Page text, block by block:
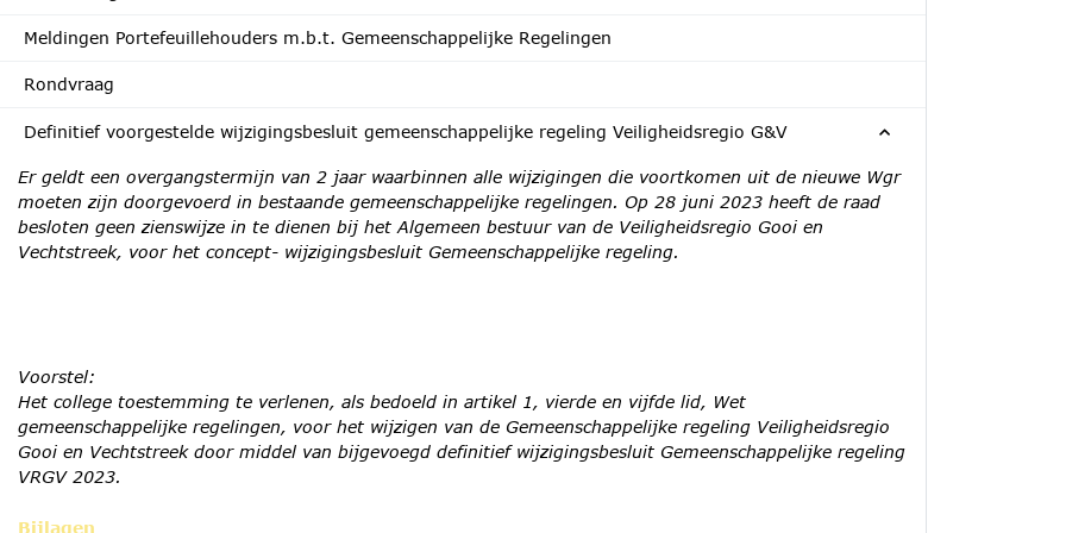
Meldingen Portefeuillehouders m.b.t. Gemeenschappelijke Regelingen
Rondvraag
Definitief voorgestelde wijzigingsbesluit gemeenschappelijke regeling Veiligheidsregio G&V
Er geldt een overgangstermijn van 2 jaar waarbinnen alle wijzigingen die voortkomen uit de nieuwe Wgr
moeten zijn doorgevoerd in bestaande gemeenschappelijke regelingen. Op 28 juni 2023 heeft de raad
besloten geen zienswijze in te dienen bij het Algemeen bestuur van de Veiligheidsregio Gooi en
Vechtstreek, voor het concept- wijzigingsbesluit Gemeenschappelijke regeling.
Voorstel:
Het college toestemming te verlenen, als bedoeld in artikel 1, vierde en vijfde lid, Wet
gemeenschappelijke regelingen, voor het wijzigen van de Gemeenschappelijke regeling Veiligheidsregio
Gooi en Vechtstreek door middel van bijgevoegd definitief wijzigingsbesluit Gemeenschappelijke regeling
VRGV 2023.
Bijlagen